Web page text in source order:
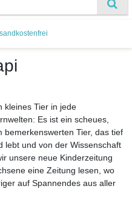
kleines Tier in jede
Es ist ein scheues,
bemerkenswerten Tier, das tief
lebt und von der Wissenschaft
unsere neue Kinderzeitung
eine Zeitung lesen, wo
auf Spannendes aus aller